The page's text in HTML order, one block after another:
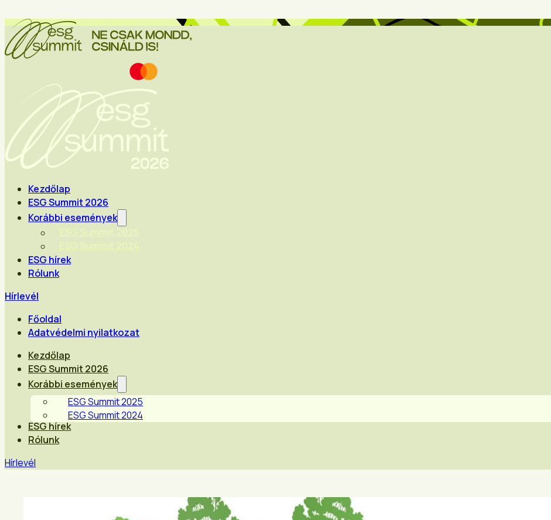
Kezdőlap
ESG Summit 2026
Korábbi események
ESG hírek
Rólunk
Hírlevél
Főoldal
Adatvédelmi nyilatkozat
Kezdőlap
ESG Summit 2026
Korábbi események
ESG Summit 2025
ESG Summit 2024
ESG hírek
Rólunk
Hírlevél